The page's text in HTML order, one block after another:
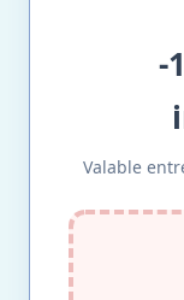
-
Valable